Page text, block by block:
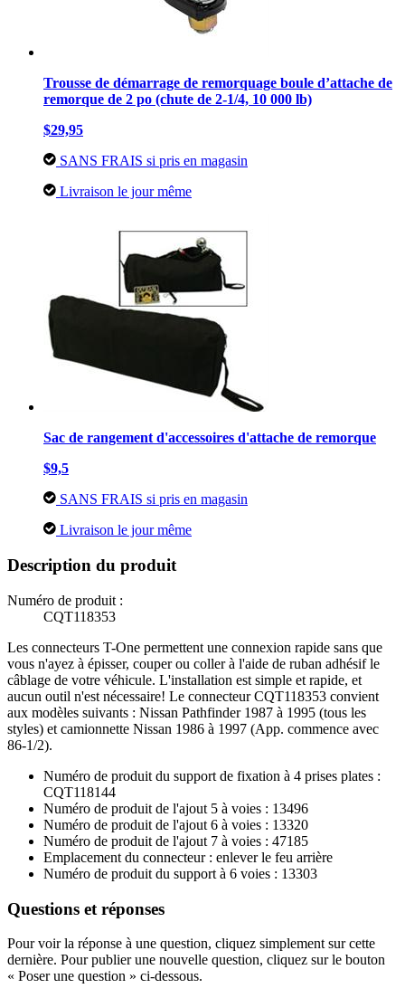
Trousse de démarrage de remorquage boule d’attache de
remorque de 2 po (chute de 2-1/4, 10 000 lb)
$29,95
SANS FRAIS si pris en magasin
Livraison le jour même
Sac de rangement d'accessoires d'attache de remorque
$9,5
SANS FRAIS si pris en magasin
Livraison le jour même
Description du produit
Numéro de produit :
CQT118353
Les connecteurs T-One permettent une connexion rapide sans que
vous n'ayez à épisser, couper ou coller à l'aide de ruban adhésif le
câblage de votre véhicule. L'installation est simple et rapide, et
aucun outil n'est nécessaire! Le connecteur CQT118353 convient
aux modèles suivants : Nissan Pathfinder 1987 à 1995 (tous les
styles) et camionnette Nissan 1986 à 1997 (App. commence avec
86-1/2).
Numéro de produit du support de fixation à 4 prises plates :
CQT118144
Numéro de produit de l'ajout 5 à voies : 13496
Numéro de produit de l'ajout 6 à voies : 13320
Numéro de produit de l'ajout 7 à voies : 47185
Emplacement du connecteur : enlever le feu arrière
Numéro de produit du support à 6 voies : 13303
Questions et réponses
Pour voir la réponse à une question, cliquez simplement sur cette
dernière. Pour publier une nouvelle question, cliquez sur le bouton
« Poser une question » ci-dessous.